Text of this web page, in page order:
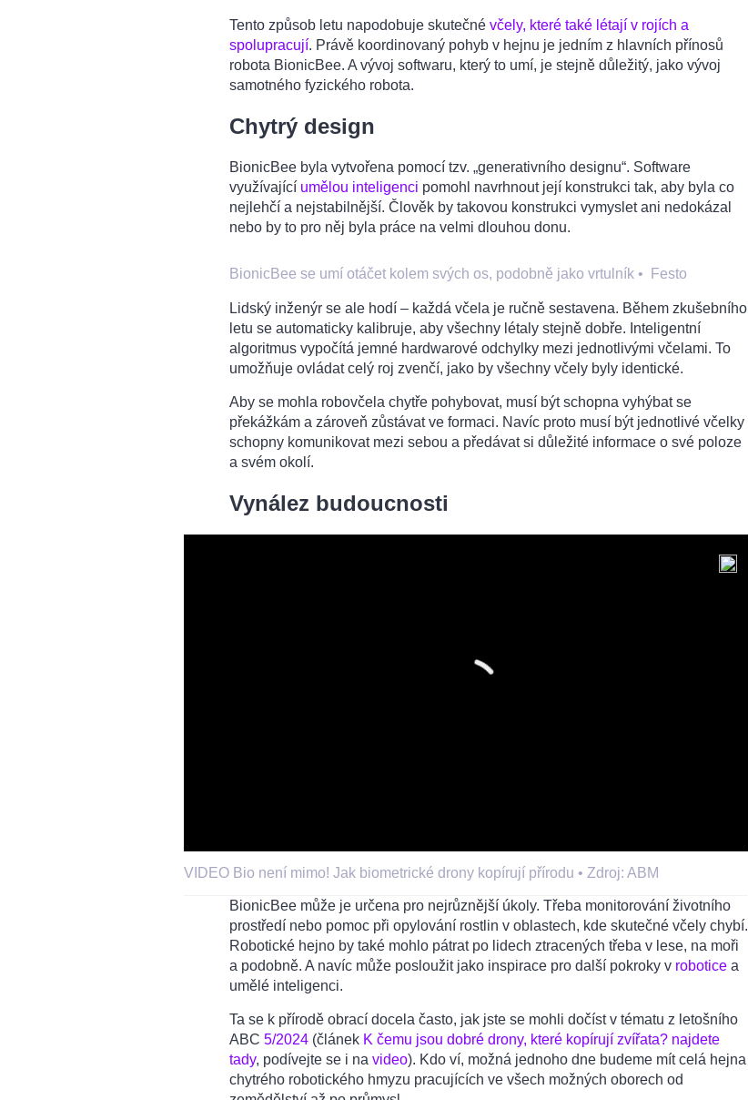
Tento způsob letu napodobuje skutečné včely, které také létají v rojích a
spolupracují. Právě koordinovaný pohyb v hejnu je jedním z hlavních přínosů
robota BionicBee. A vývoj softwaru, který to umí, je stejně důležitý, jako vývoj
samotného fyzického robota.
Chytrý design
BionicBee byla vytvořena pomocí tzv. „generativního designu“. Software
využívající umělou inteligenci pomohl navrhnout její konstrukci tak, aby byla co
nejlehčí a nejstabilnější. Člověk by takovou konstrukci vymyslet ani nedokázal
nebo by to pro něj byla práce na velmi dlouhou donu.
BionicBee se umí otáčet kolem svých os, podobně jako vrtulník • Festo
Lidský inženýr se ale hodí – každá včela je ručně sestavena. Během zkušebního
letu se automaticky kalibruje, aby všechny létaly stejně dobře. Inteligentní
algoritmus vypočítá jemné hardwarové odchylky mezi jednotlivými včelami. To
umožňuje ovládat celý roj zvenčí, jako by všechny včely byly identické.
Aby se mohla robovčela chytře pohybovat, musí být schopna vyhýbat se
překážkám a zároveň zůstávat ve formaci. Navíc proto musí být jednotlivé včelky
schopny komunikovat mezi sebou a předávat si důležité informace o své poloze
a svém okolí.
Vynález budoucnosti
VIDEO Bio není mimo! Jak biometrické drony kopírují přírodu • Zdroj: ABM
BionicBee může je určena pro nejrůznější úkoly. Třeba monitorování životního
prostředí nebo pomoc při opylování rostlin v oblastech, kde skutečné včely chybí.
Robotické hejno by také mohlo pátrat po lidech ztracených třeba v lese, na moři
a podobně. A navíc může posloužit jako inspirace pro další pokroky v robotice a
umělé inteligenci.
Ta se k přírodě obrací docela často, jak jste se mohli dočíst v tématu z letošního
ABC 5/2024 (článek K čemu jsou dobré drony, které kopírují zvířata? najdete
tady, podívejte se i na video). Kdo ví, možná jednoho dne budeme mít celá hejna
chytrého robotického hmyzu pracujících ve všech možných oborech od